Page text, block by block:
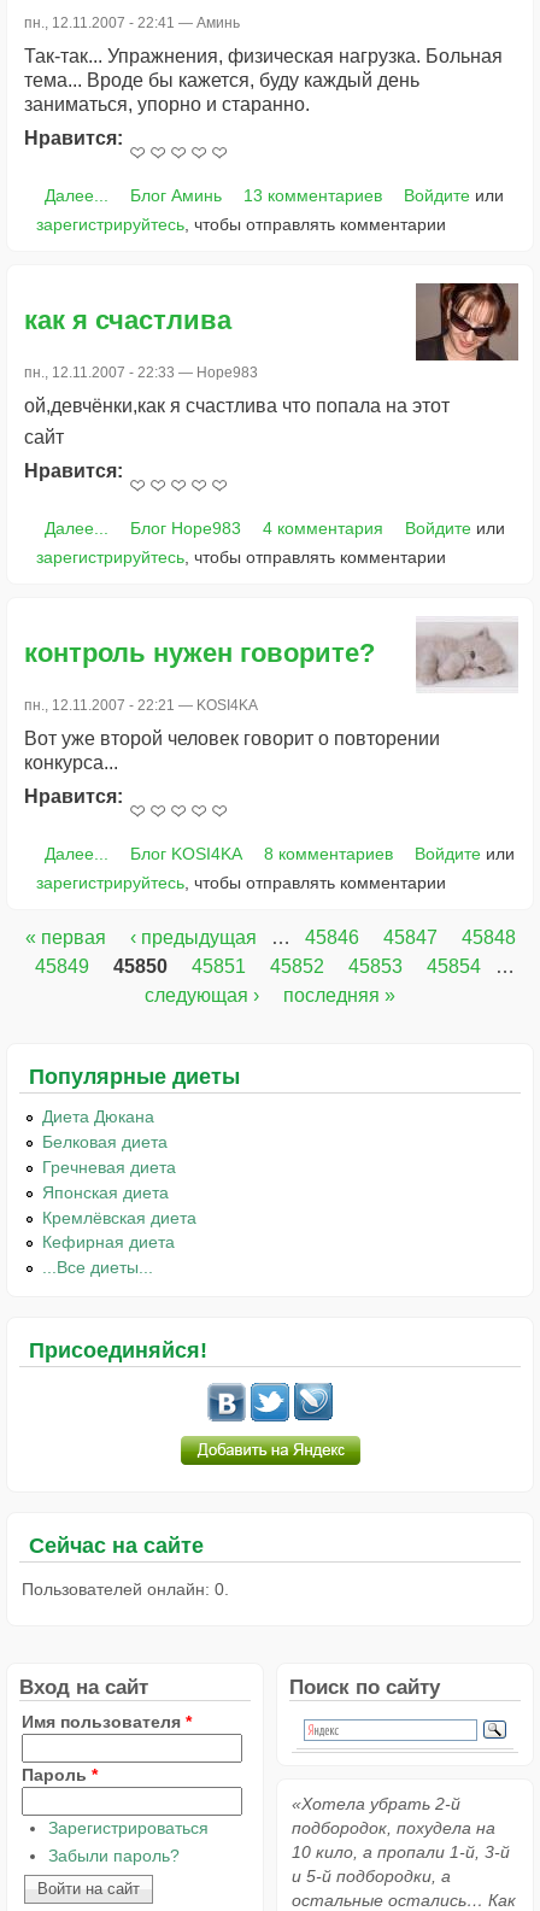
пн., 12.11.2007 - 22:41 — Аминь
Так-так... Упражнения, физическая нагрузка. Больная
тема... Вроде бы кажется, буду каждый день
заниматься, упорно и старанно.
Нравится:
Далее... Блог Аминь 13 комментариев Войдитеили
зарегистрируйтесь , чтобы отправлять комментарии
как я счастлива
пн., 12.11.2007 - 22:33 — Hope983
ой,девчёнки,как я счастлива что попала на этот
сайт
Нравится:
Далее... Блог Hope983 4 комментария Войдитеили
зарегистрируйтесь , чтобы отправлять комментарии
контроль нужен говорите?
пн., 12.11.2007 - 22:21 — KOSI4KA
Вот уже второй человек говорит о повторении
конкурса...
Нравится:
Далее... Блог KOSI4KA 8 комментариев Войдитеили
зарегистрируйтесь, чтобы отправлять комментарии
Страницы
« первая ‹ предыдущая … 45846 45847
45848
45849
45850 45851 45852 45853 45854
…
следующая ›
последняя »
Популярные диеты
Диета Дюкана
Белковая диета
Гречневая диета
Японская диета
Кремлёвская диета
Кефирная диета
...Все диеты...
Присоединяйся!
Сейчас на сайте
Пользователей онлайн: 0.
Вход на сайт
Имя пользователя *
Пароль *
Зарегистрироваться
Забыли пароль?
Поиск по сайту
«Хотела убрать 2-й
подбородок, похудела на
10 кило, а пропали 1-й, 3-й
и 5-й подбородки, а
остальные остались… Как